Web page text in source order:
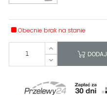
Obecnie brak na stanie